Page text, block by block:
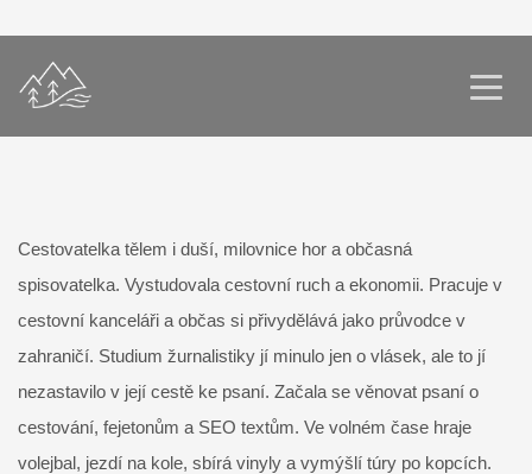
Cestovatelka tělem i duší, milovnice hor a občasná
spisovatelka. Vystudovala cestovní ruch a ekonomii. Pracuje v
cestovní kanceláři a občas si přivydělává jako průvodce v
zahraničí. Studium žurnalistiky jí minulo jen o vlásek, ale to jí
nezastavilo v její cestě ke psaní. Začala se věnovat psaní o
cestování, fejetonům a SEO textům. Ve volném čase hraje
volejbal, jezdí na kole, sbírá vinyly a vymýšlí túry po kopcích.